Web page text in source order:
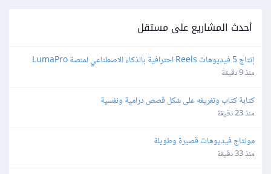
أحدث المشاريع على مستقل
إنتاج 5 فيديوهات Reels احترافية بالذكاء الاصطناعي لمنصة LumaPro
منذ 9 دقيقة
كتابة كتاب وتفريغه على شكل قصص درامية ونفسية
منذ 23 دقيقة
مونتاج فيديوهات قصيرة وطويلة
منذ 33 دقيقة